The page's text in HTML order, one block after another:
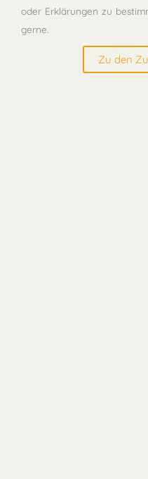
oder Erklärungen zu
gerne.
Zu den